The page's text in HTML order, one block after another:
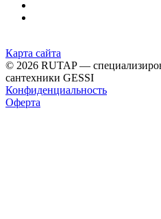
Карта сайта
© 2026 RUTAP —
сантехники GESSI
Конфиденциальность
Оферта